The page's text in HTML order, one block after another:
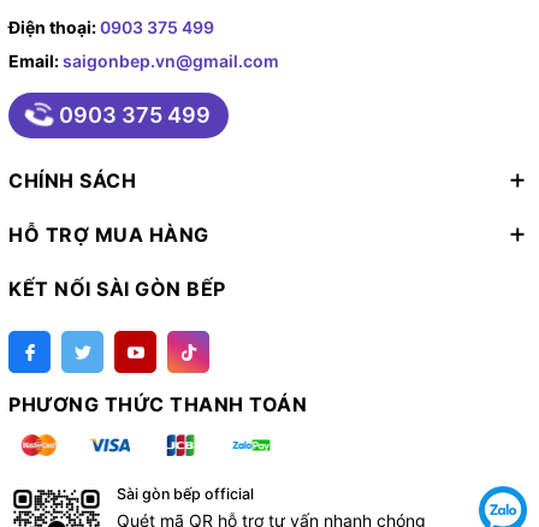
Điện thoại:0903 375 499
Email:saigonbep.vn@gmail.com
0903 375 499
CHÍNH SÁCH
HỖ TRỢ MUA HÀNG
KẾT NỐI SÀI GÒN BẾP
PHƯƠNG THỨC THANH TOÁN
Sài gòn bếp official
Quét mã QR hỗ trợ tư vấn nhanh chóng